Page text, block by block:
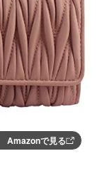
Amazonで見る